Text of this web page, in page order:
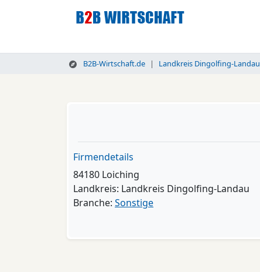
B2B-Wirtschaft.de Landkreis Dingolfing-Landau
Firmendetails
84180 Loiching
Landkreis: Landkreis Dingolfing-Landau
Branche: Sonstige